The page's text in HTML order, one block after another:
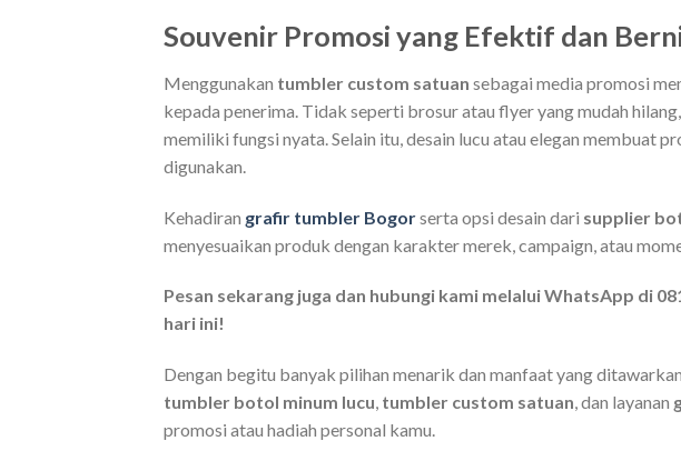
Souvenir Promosi yang Efektif dan
Menggunakan tumbler custom satuan sebagai media promosi
kepada penerima. Tidak seperti brosur atau flyer yang mudah
memiliki fungsi nyata. Selain itu, desain lucu atau elegan membuat
digunakan.
Kehadiran grafir tumbler Bogorserta opsi desain dari supplier
menyesuaikan produk dengan karakter merek, campaign, atau
Pesan sekarang juga dan hubungi kami melalui WhatsApp di
hari ini!
Dengan begitu banyak pilihan menarik dan manfaat yang
tumbler botol minum lucu, tumbler custom satuan, dan layanan
promosi atau hadiah personal kamu.